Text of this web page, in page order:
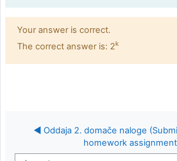
Feedback
Your answer is correct.
The correct answer is: 2k
◄ Oddaja 2. domače naloge
homework